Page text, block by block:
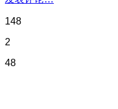
148
2
48